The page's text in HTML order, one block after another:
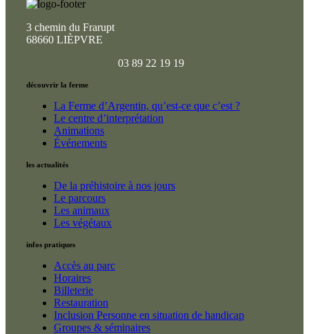
3 chemin du Frarupt
68660 LIÈPVRE
03 89 22 19 19
découvrir la ferme
La Ferme d’Argentin, qu’est-ce que c’est ?
Le centre d’interprétation
Animations
Événements
les actualités
De la préhistoire à nos jours
Le parcours
Les animaux
Les végétaux
infos pratiques
Accès au parc
Horaires
Billeterie
Restauration
Inclusion Personne en situation de handicap
Groupes & séminaires